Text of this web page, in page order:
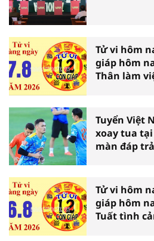
Tử vi hôm
giáp hôm
Thân làm
Tuyển Việt
xoay tua tại
màn đáp
Tử vi hôm
giáp hôm
Tuất tình